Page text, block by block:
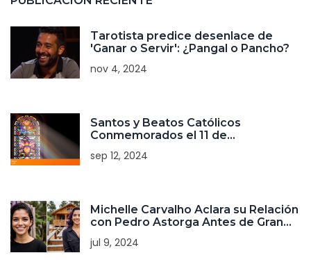
Tarotista predice desenlace de
'Ganar o Servir': ¿Pangal o Pancho?
nov 4, 2024
Santos y Beatos Católicos
Conmemorados el 11 de
sep 12, 2024
Michelle Carvalho Aclara su Relación
con Pedro Astorga Antes de Gran
jul 9, 2024